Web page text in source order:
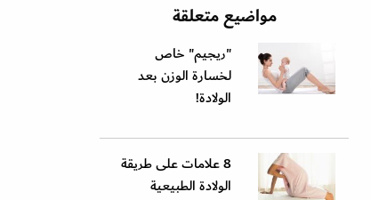
مواضيع متعلقة
"ريجيم" خاص
لخسارة الوزن بعد
الولادة!
8 علامات على طريقة
الولادة الطبيعية